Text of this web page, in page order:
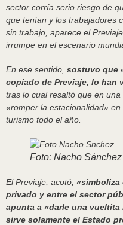
sector corría serio riesgo de
que tenían y los trabajadores
sin trabajo, aparece el
irrumpe en el escenario
En ese sentido, sostuvo que
copiado de Previaje, lo han
tras lo cual resaltó que en
«romper la estacionalidad»
turismo todo el año.
Foto: Nacho Sánchez
El Previaje, acotó,
privado y entre el sector
apunta a «darle una vueltita
sirve solamente el Estado